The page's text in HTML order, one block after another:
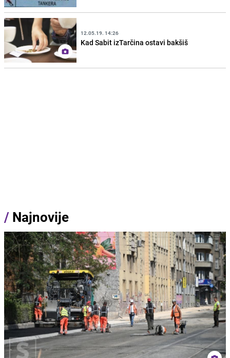
12.05.19. 14:26
Kad Sabit izTarčina ostavi bakšiš
/ Najnovije